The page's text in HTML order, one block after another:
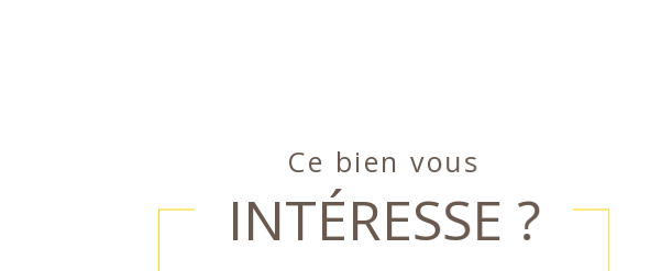
Ce bien vous
INTÉRESSE ?